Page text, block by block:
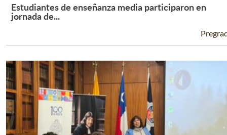
Leer Más +
Estudiantes de enseñanza media participaron en
jornada de...